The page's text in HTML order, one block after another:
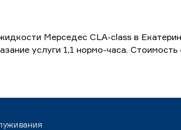
Мерседес CLA-class в
услуги 1,1 нормо-часа.